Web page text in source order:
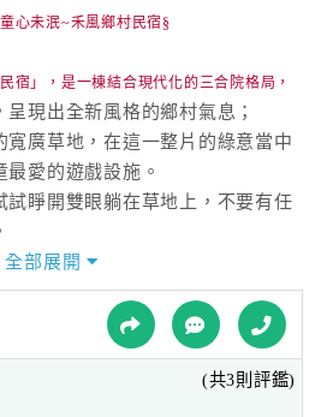
心未泯~禾風鄉村民宿§
宿」，是一棟結合現代化的三合院格局，
現出全新風格的鄉村氣息；
寬廣草地，在這一整片的綠意當中
愛的遊戲設施。
試睜開雙眼躺在草地上，不要有任
下所製造出的放鬆情境中。
，屋內同樣也給您不受拘束的寬敞
，及適度的添加屬於浪漫的寢飾配
氣息，
全部展開
(共3則評鑑)